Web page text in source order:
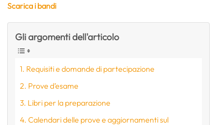
Scarica i bandi
Gli argomenti dell'articolo
Requisiti e domande di partecipazione
Prove d’esame
Libri per la preparazione
Calendari delle prove e aggiornamenti sul